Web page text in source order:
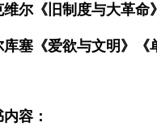
维尔《旧制度与大革命
库塞《爱欲与文明》《
容：